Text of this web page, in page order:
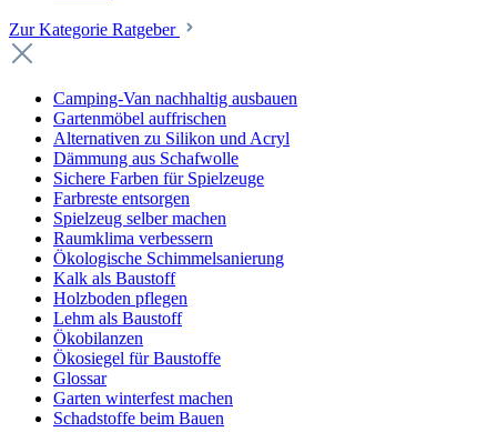
Zur Kategorie Ratgeber
Camping-Van nachhaltig ausbauen
Gartenmöbel auffrischen
Alternativen zu Silikon und Acryl
Dämmung aus Schafwolle
Sichere Farben für Spielzeuge
Farbreste entsorgen
Spielzeug selber machen
Raumklima verbessern
Ökologische Schimmelsanierung
Kalk als Baustoff
Holzboden pflegen
Lehm als Baustoff
Ökobilanzen
Ökosiegel für Baustoffe
Glossar
Garten winterfest machen
Schadstoffe beim Bauen